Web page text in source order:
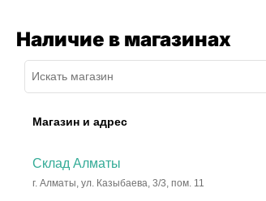
Наличие в магазинах
Магазин и адрес
Склад Алматы
г. Алматы, ул. Казыбаева, 3/3, пом. 11